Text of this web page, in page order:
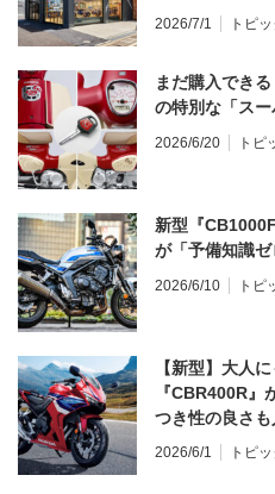
2026/7/1 トピ
まだ購入でき
の特別な「スー
2026/6/20 トピ
新型『
が「予備知識
2026/6/10 トピ
【新型】大人
『CBR400R
つき性の良さも
2026/6/1 トピ